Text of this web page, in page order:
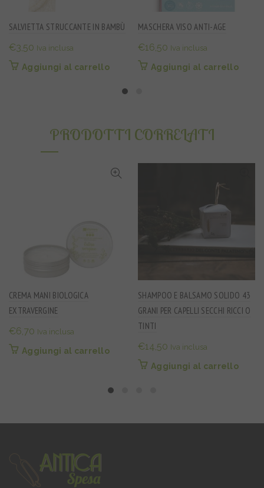
SALVIETTA STRUCCANTE IN BAMBÙ
€3,50 Iva inclusa
Aggiungi al carrello
MASCHERA VISO ANTI-AGE
€16,50 Iva inclusa
Aggiungi al carrello
PRODOTTI CORRELATI
CREMA MANI BIOLOGICA
EXTRAVERGINE
€6,70 Iva inclusa
Aggiungi al carrello
SHAMPOO E BALSAMO SOLIDO 43
GRANI PER CAPELLI SECCHI RICCI O
TINTI
€14,50 Iva inclusa
Aggiungi al carrello